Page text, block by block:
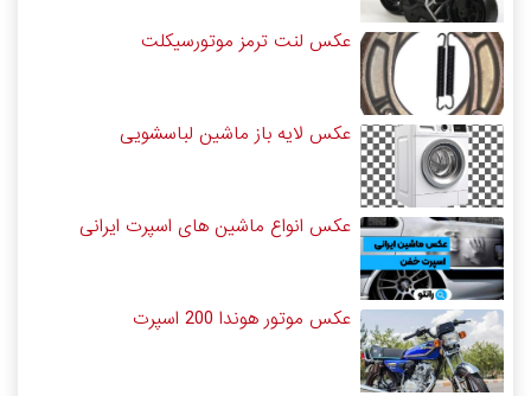
عکس لنت ترمز موتورسیکلت
عکس لایه باز ماشین لباسشویی
عکس انواع ماشین های اسپرت ایرانی
عکس موتور هوندا 200 اسپرت